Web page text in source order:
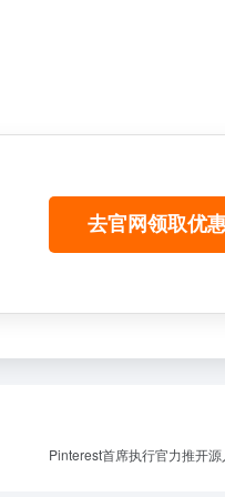
去官网领取优
Pinterest首席执行官力推开